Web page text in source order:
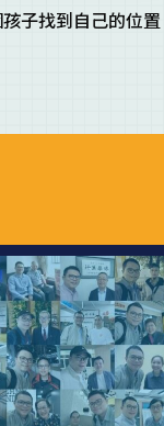
子找到自己的位置